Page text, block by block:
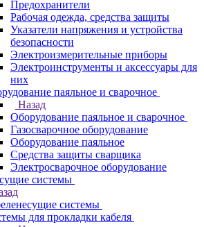
Предохранители
Рабочая одежда, средства защиты
Указатели напряжения и устройства
безопасности
Электроизмерительные приборы
Электроинструменты и аксессуары для
них
паяльное и сварочное
Назад
Оборудование паяльное и сварочное
Газосварочное оборудование
Оборудование паяльное
Средства защиты сварщика
Электросварочное оборудование
системы
системы
для прокладки кабеля